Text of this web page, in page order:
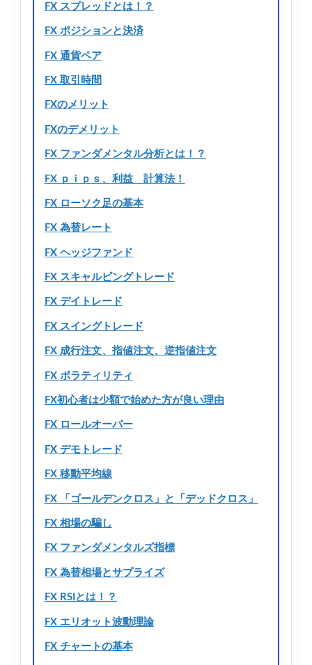
FX スプレッドとは！？
FX ポジションと決済
FX 通貨ペア
FX 取引時間
FXのメリット
FXのデメリット
FX ファンダメンタル分析とは！？
FX ｐｉｐｓ、利益 計算法！
FX ローソク足の基本
FX 為替レート
FX ヘッジファンド
FX スキャルピングトレード
FX デイトレード
FX スイングトレード
FX 成行注文、指値注文、逆指値注文
FX ボラティリティ
FX初心者は少額で始めた方が良い理由
FX ロールオーバー
FX デモトレード
FX 移動平均線
FX 「ゴールデンクロス」と「デッドクロス」
FX 相場の騙し
FX ファンダメンタルズ指標
FX 為替相場とサプライズ
FX RSIとは！？
FX エリオット波動理論
FX チャートの基本